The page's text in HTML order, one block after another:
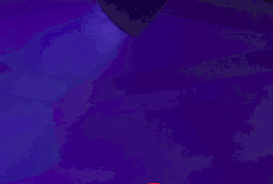
Retour à l'album